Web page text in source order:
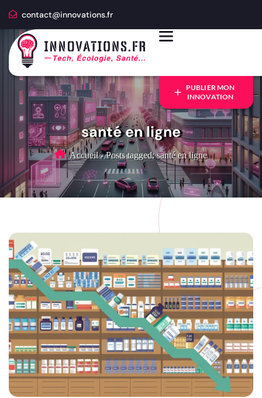
contact@innovations.fr
PUBLIER MON
INNOVATION
santé en ligne
Accueil - Posts tagged: santé en ligne